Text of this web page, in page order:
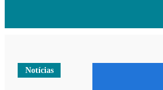
Notícias